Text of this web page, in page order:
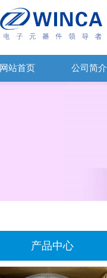
网站首页 公司简介
产品中心
TDK车规电容CGA4J1X7R1E475KT0Y0E